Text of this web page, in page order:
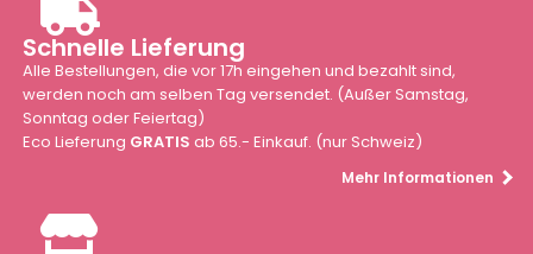
Schnelle Lieferung
Alle Bestellungen, die vor 17h eingehen und bezahlt sind,
werden noch am selben Tag versendet. (Außer Samstag,
Sonntag oder Feiertag)
Eco Lieferung GRATIS ab 65.- Einkauf. (nur Schweiz)
Mehr Informationen